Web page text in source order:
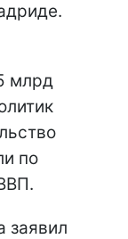
млрд
по
заявил